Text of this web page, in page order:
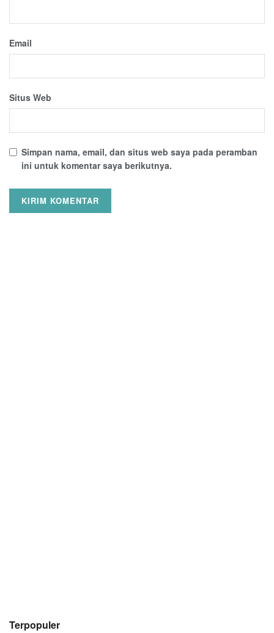
Email
Situs Web
Simpan nama, email, dan situs web saya pada peramban
ini untuk komentar saya berikutnya.
Terpopuler